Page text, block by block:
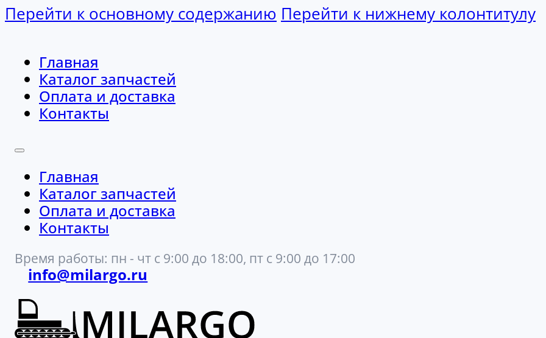
Перейти к основному содержанию Перейти к нижнему колонтитулу
Главная
Каталог запчастей
Оплата и доставка
Контакты
Главная
Каталог запчастей
Оплата и доставка
Контакты
Время работы: пн - чт с 9:00 до 18:00, пт с 9:00 до 17:00
info@milargo.ru